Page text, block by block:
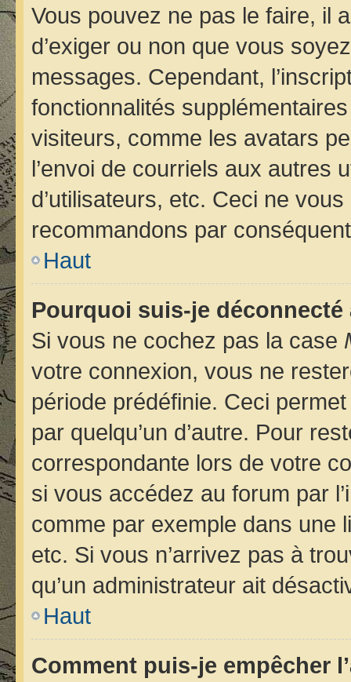
Vous pouvez ne pas le faire, il
d’exiger ou non que vous
messages. Cependant,
fonctionnalités
visiteurs, comme les avatars
l’envoi de courriels aux autres
d’utilisateurs, etc. Ceci ne
recommandons par
Haut
Pourquoi suis-je
Si vous ne cochez pas la case
votre connexion, vous ne
période prédéfinie. Ceci
par quelqu’un d’autre. Pour
correspondante lors de votre
si vous accédez au forum par
comme par exemple dans une
etc. Si vous n’arrivez pas à
qu’un administrateur ait
Haut
Comment puis-je empêcher